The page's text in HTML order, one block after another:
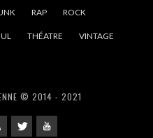
RAP ROCK
THÉATRE VINTAGE
© 2014 - 2021